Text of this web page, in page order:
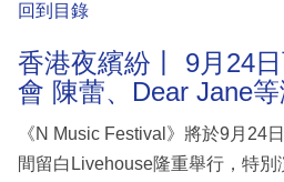
回到目錄
香港夜繽紛丨 9月24
會 陳蕾、Dear Jane等
《N Music Festival》將於9月24
間留白Livehouse隆重舉行，特